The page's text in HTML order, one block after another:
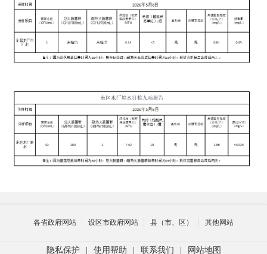
各省政府网站 设区市政府网站 县（市、区） 其他网站
隐私保护 使用帮助 联系我们 网站地图